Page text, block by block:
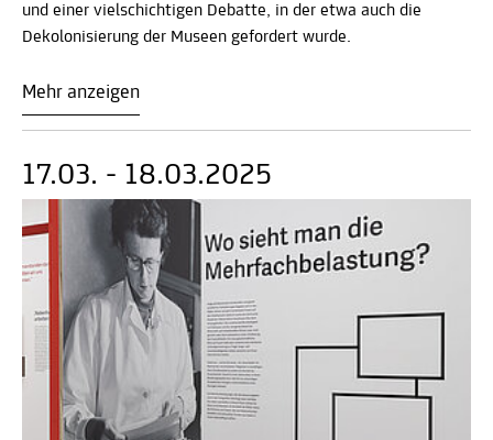
und einer vielschichtigen Debatte, in der etwa auch die
Dekolonisierung der Museen gefordert wurde.
Mehr anzeigen
17.03. - 18.03.2025